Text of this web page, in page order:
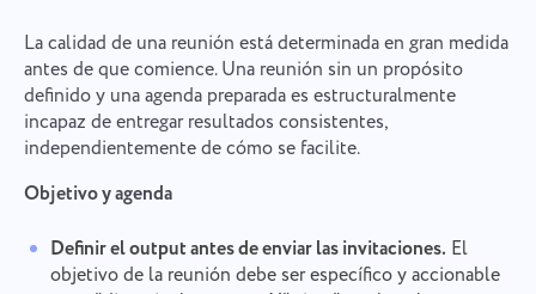
La calidad de una reunión está determinada en gran medida
antes de que comience. Una reunión sin un propósito
definido y una agenda preparada es estructuralmente
incapaz de entregar resultados consistentes,
independientemente de cómo se facilite.
Objetivo y agenda
Definir el output antes de enviar las invitaciones. El
objetivo de la reunión debe ser específico y accionable